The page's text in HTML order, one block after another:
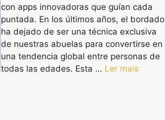
con apps innovadoras que guían cada
puntada. En los últimos años, el bordado
ha dejado de ser una técnica exclusiva
de nuestras abuelas para convertirse en
una tendencia global entre personas de
todas las edades. Esta … Ler mais